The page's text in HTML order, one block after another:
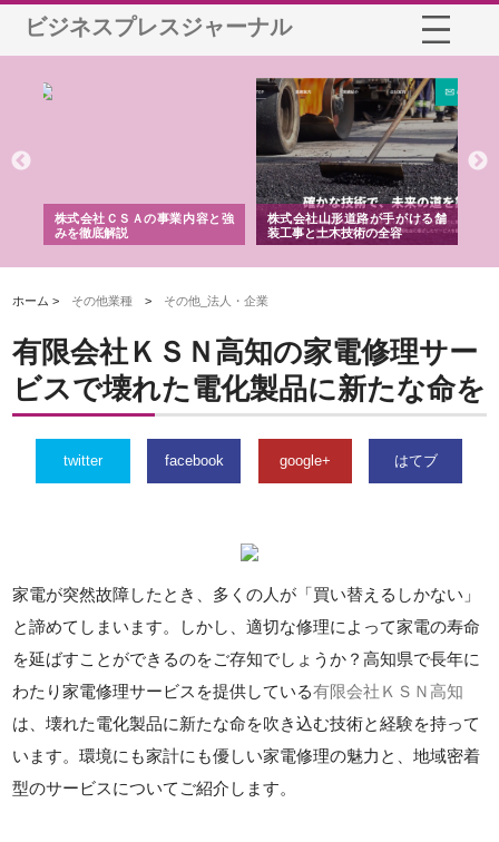
ビジネスプレスジャーナル
株式会社ＣＳＡの事業内容と強
みを徹底解説
株式会社山形道路が手がける舗
装工事と土木技術の全容
ホーム > その他業種 > その他_法人・企業
有限会社ＫＳＮ高知の家電修理サー
ビスで壊れた電化製品に新たな命を
twitter facebook google+ はてブ
家電が突然故障したとき、多くの人が「買い替えるしかない」
と諦めてしまいます。しかし、適切な修理によって家電の寿命
を延ばすことができるのをご存知でしょうか？高知県で長年に
わたり家電修理サービスを提供している有限会社ＫＳＮ高知
は、壊れた電化製品に新たな命を吹き込む技術と経験を持って
います。環境にも家計にも優しい家電修理の魅力と、地域密着
型のサービスについてご紹介します。